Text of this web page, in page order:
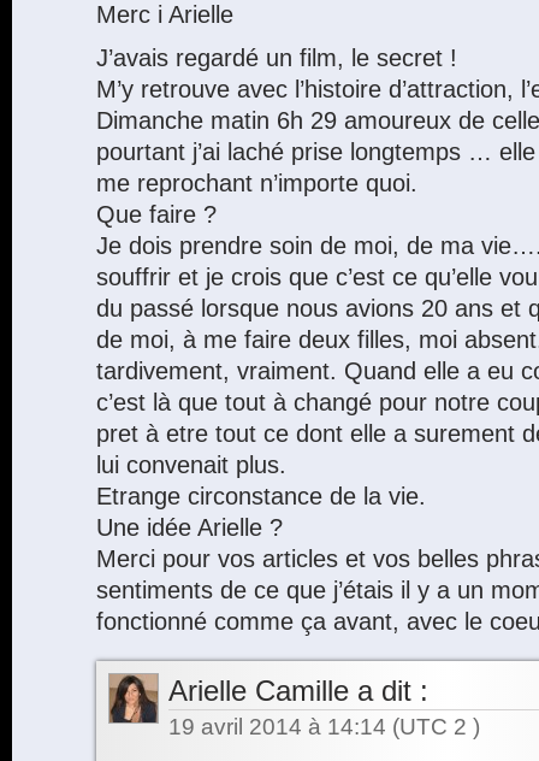
Merc i Arielle
J’avais regardé un film, le secret !
M’y retrouve avec l’histoire d’attraction,
Dimanche matin 6h 29 amoureux de
pourtant j’ai laché prise longtemps …
me reprochant n’importe quoi.
Que faire ?
Je dois prendre soin de moi, de ma
souffrir et je crois que c’est ce qu’elle
du passé lorsque nous avions 20 ans et
de moi, à me faire deux filles, moi
tardivement, vraiment. Quand elle a eu
c’est là que tout à changé pour notre
pret à etre tout ce dont elle a surement
lui convenait plus.
Etrange circonstance de la vie.
Une idée Arielle ?
Merci pour vos articles et vos belles
sentiments de ce que j’étais il y a un
fonctionné comme ça avant, avec le
Arielle Camille a dit :
19 avril 2014 à 14:14 (UTC 2 )